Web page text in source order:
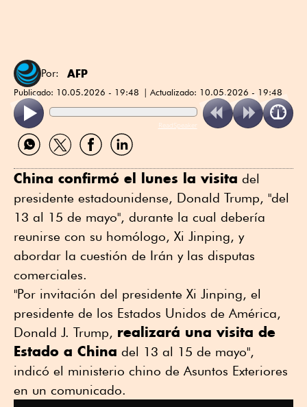
Por: AFP
Publicado: 10.05.2026 - 19:48 Actualizado: 10.05.2026 - 19:48
ReadSpeaker
Compartir
por
Compartir
por
Compartir
por
Compartir
por
China confirmó el lunes la visita del
presidente estadounidense, Donald Trump, "del
13 al 15 de mayo", durante la cual debería
reunirse con su homólogo, Xi Jinping, y
abordar la cuestión de Irán y las disputas
comerciales.
"Por invitación del presidente Xi Jinping, el
presidente de los Estados Unidos de América,
Donald J. Trump, realizará una visita de
Estado a China del 13 al 15 de mayo",
indicó el ministerio chino de Asuntos Exteriores
en un comunicado.